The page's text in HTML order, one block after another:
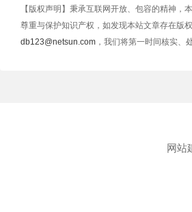
【版权声明】秉承互联网开放、包容的精神
尊重与保护知识产权，如发现本站文章存在版
db123@netsun.com ，我们将第一时间核实、
网站